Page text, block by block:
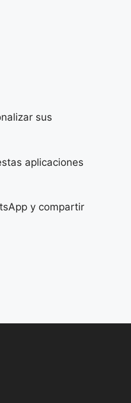
sus
aplicaciones
y compartir